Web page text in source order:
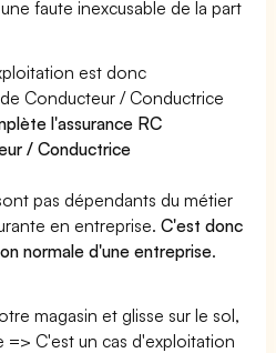
faute inexcusable de la part
est donc
Conducteur / Conductrice
l'assurance RC
/ Conductrice
pas dépendants du métier
en entreprise.C'est donc
normale d'une entreprise.
magasin et glisse sur le sol,
=> C'est un cas d'exploitation